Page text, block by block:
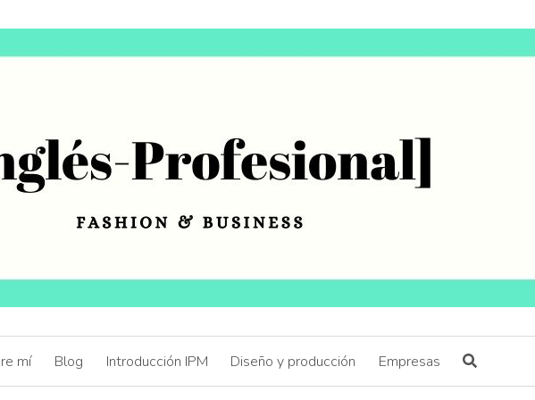
mí Blog Introducción IPM Diseño y producción Empresas